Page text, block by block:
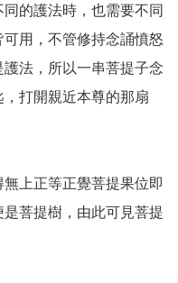
的護法時，也需要不同
用，不管修持念誦憤怒
法，所以一串菩提子念
打開親近本尊的那扇
上正等正覺菩提果位即
菩提樹，由此可見菩提